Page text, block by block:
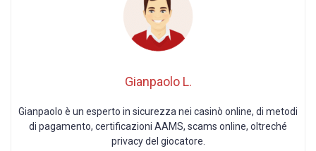
Gianpaolo L.
Gianpaolo è un esperto in sicurezza nei casinò online, di metodi
di pagamento, certificazioni AAMS, scams online, oltreché
privacy del giocatore.